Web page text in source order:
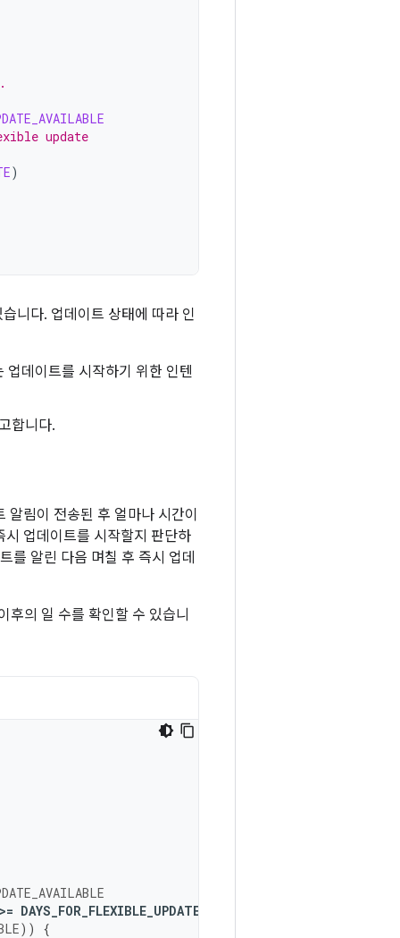
update
)
니다. 업데이트 상태에 따라 인
업데이트를 시작하기 위한 인텐
합니다.
림이 전송된 후 얼마나 시간이
업데이트를 시작할지 판단하
를 알린 다음 며칠 후 즉시 업데
후의 일 수를 확인할 수 있습니
>= DAYS_FOR_FLEXIBLE_UPDATE
)) {